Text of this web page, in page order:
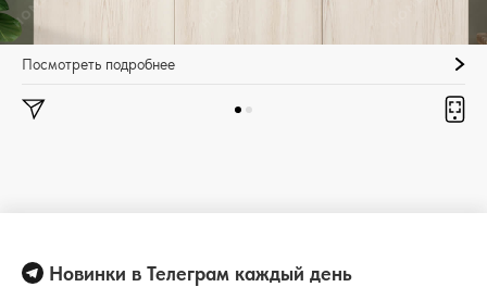
Посмотреть подробнее
Новинки в Телеграм каждый день